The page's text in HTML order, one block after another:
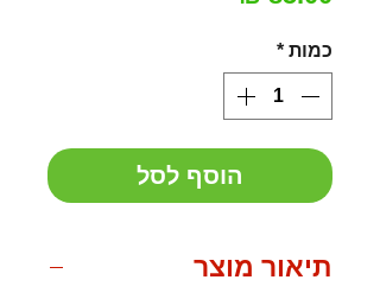
כמות *
הוסף לסל
תיאור מוצר